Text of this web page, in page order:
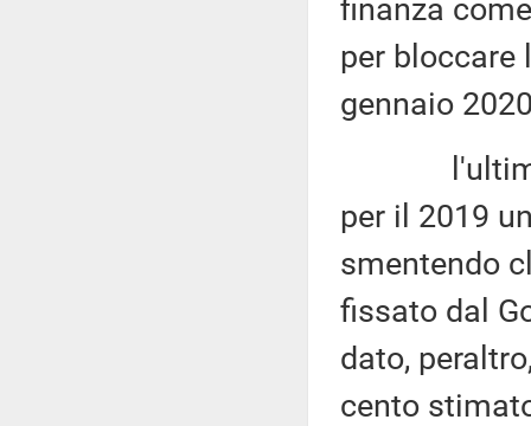
finanza
per bloccare
gennaio
l'ultimo
per il 2019
smentendo
fissato dal
dato,
cento